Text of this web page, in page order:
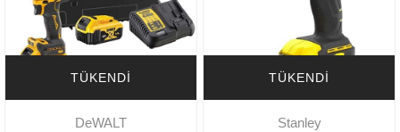
TÜKENDI
DeWALT
TÜKENDI
Stanley